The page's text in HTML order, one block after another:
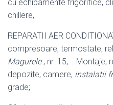
cu echipamente frigorifice,
chillere,
REPARATII AER
compresoare, termostate,
Magurele, nr. 15,. . Montaje,
depozite, camere, instalatii
grade;